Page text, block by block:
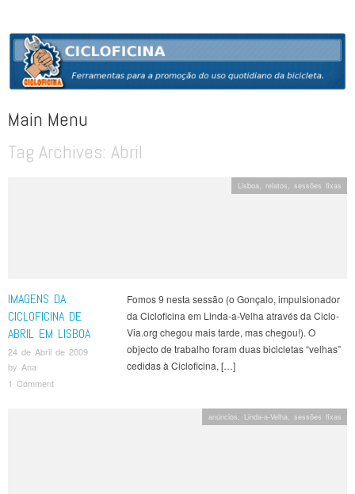
CICLOFICINA
Ferramentas para a promoção do uso quotidiano da bicicleta
Main Menu
Skip to content
Tag Archives: Abril
IMAGENS DA
CICLOFICINA DE
ABRIL EM LISBOA
24 de Abril de 2009
by Ana
1 Comment
Fomos 9 nesta sessão (o Gonçalo, impulsionador
da Cicloficina em Linda-a-Velha através da Ciclo-
Via.org chegou mais tarde, mas chegou!). O
objecto de trabalho foram duas bicicletas “velhas”
cedidas à Cicloficina, […]
Lisboa, relatos, sessões fixas
anúncios, Linda-a-Velha, sessões fixas